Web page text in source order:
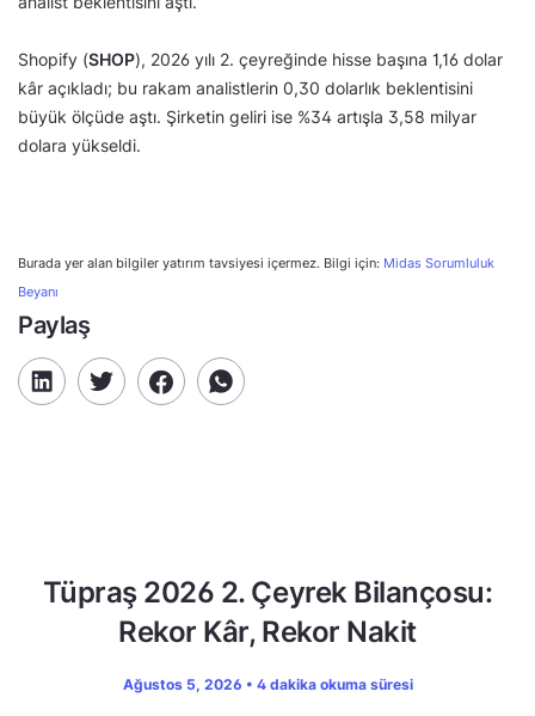
Shopify (SHOP), 2026 yılı 2. çeyreğinde hisse başına 1,16 dolar
kâr açıkladı; bu rakam analistlerin 0,30 dolarlık beklentisini
büyük ölçüde aştı. Şirketin geliri ise %34 artışla 3,58 milyar
dolara yükseldi.
Burada yer alan bilgiler yatırım tavsiyesi içermez. Bilgi için: Midas Sorumluluk
Beyanı
Paylaş
Tüpraş 2026 2. Çeyrek Bilançosu:
Rekor Kâr, Rekor Nakit
Ağustos 5, 2026 • 4 dakika okuma süresi